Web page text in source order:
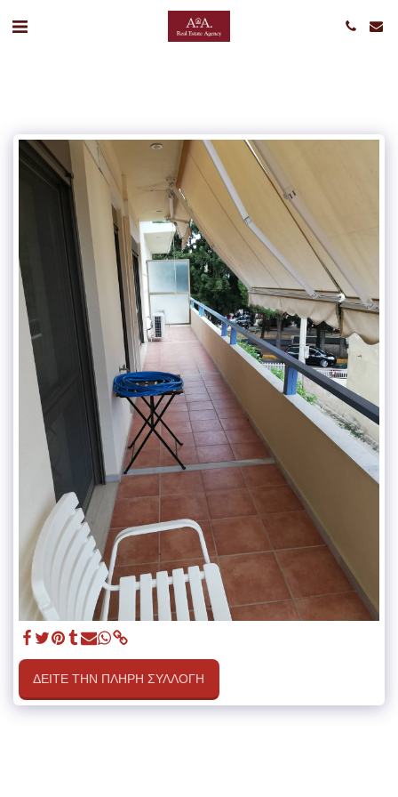
ΔΕΊΤΕ ΤΗΝ ΠΛΉΡΗ ΣΥΛΛΟΓΉ